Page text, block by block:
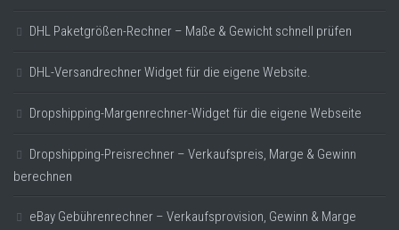
DHL Paketgrößen-Rechner – Maße & Gewicht schnell prüfen
DHL-Versandrechner Widget für die eigene Website.
Dropshipping-Margenrechner-Widget für die eigene Webseite
Dropshipping-Preisrechner – Verkaufspreis, Marge & Gewinn
berechnen
eBay Gebührenrechner – Verkaufsprovision, Gewinn & Marge